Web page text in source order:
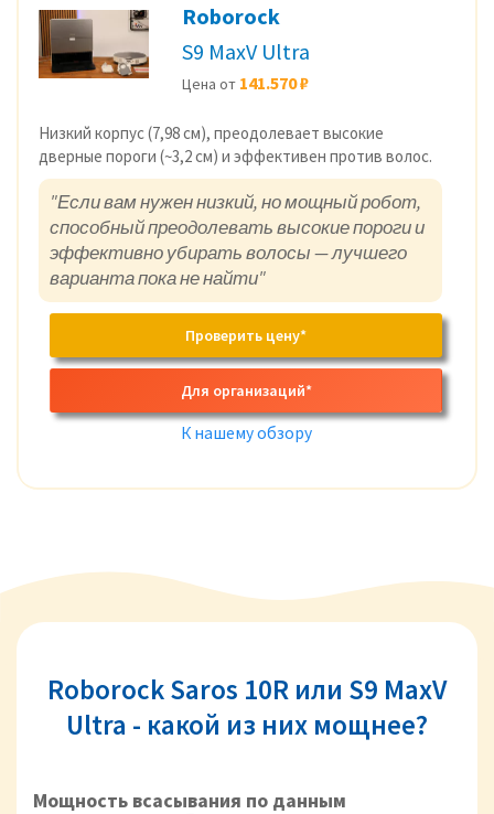
Roborock
S9 MaxV Ultra
Цена от 141.570 ₽
Низкий корпус (7,98 см), преодолевает высокие
дверные пороги (~3,2 см) и эффективен против волос.
"Если вам нужен низкий, но мощный робот,
способный преодолевать высокие пороги и
эффективно убирать волосы — лучшего
варианта пока не найти"
Проверить цену*
Для организаций*
К нашему обзору
Roborock Saros 10R или S9 MaxV
Ultra - какой из них мощнее?
Мощность всасывания по данным